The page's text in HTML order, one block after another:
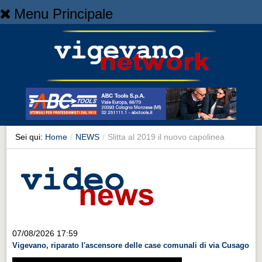
Menu Principale
NEWS
Cronaca
Cronaca
Artes et Artificia
Territorio
Territorio
Sei qui: Home / NEWS / Slitta al 2019 il nuovo capolinea
07/08/2026 17:59
Vigevano, riparato l'ascensore delle case comunali di via Cusago